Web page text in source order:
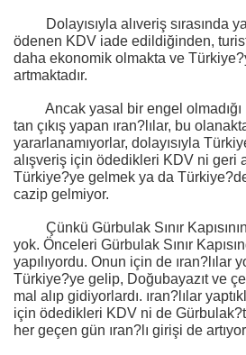
Dolayısıyla alıveriş sırasında
ödenen KDV iade edildiğinden,
daha ekonomik olmakta ve
artmaktadır.
Ancak yasal bir engel
tan çıkış yapan ıran?lılar, bu
yararlanamıyorlar, dolayısıyla
alışveriş için ödedikleri KDV ni geri
Türkiye?ye gelmek ya da
cazip gelmiyor.
Çünkü Gürbulak Sınır
yok. Önceleri Gürbulak Sınır
yapılıyordu. Onun için de ıran?lılar
Türkiye?ye gelip, Doğubayazıt ve
mal alıp gidiyorlardı. ıran?lılar
için ödedikleri KDV ni de
her geçen gün ıran?lı girişi de